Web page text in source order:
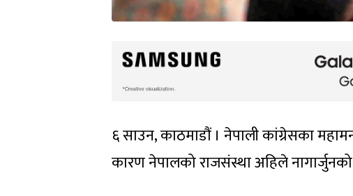
६ साउन, काठमाडौं । नेपाली कांग्रेसका
कारण नेपालको राजसंस्था अहिले